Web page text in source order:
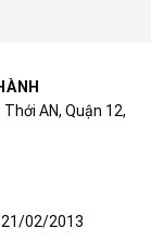
Thới AN, Quận 12,
21/02/2013